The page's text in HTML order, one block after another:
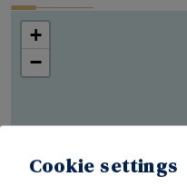
+
−
Cookie settings